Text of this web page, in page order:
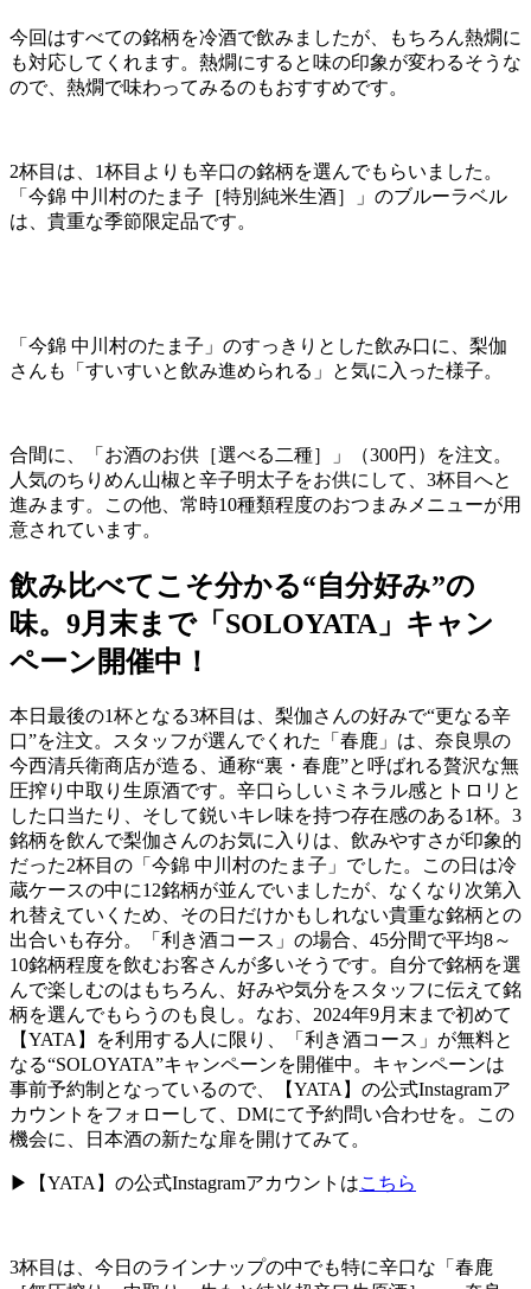
今回はすべての銘柄を冷酒で飲みましたが、もちろん熱燗に
も対応してくれます。熱燗にすると味の印象が変わるそうな
ので、熱燗で味わってみるのもおすすめです。
2杯目は、1杯目よりも辛口の銘柄を選んでもらいました。
「今錦 中川村のたま子［特別純米生酒］」のブルーラベル
は、貴重な季節限定品です。
「今錦 中川村のたま子」のすっきりとした飲み口に、梨伽
さんも「すいすいと飲み進められる」と気に入った様子。
合間に、「お酒のお供［選べる二種］」（300円）を注文。
人気のちりめん山椒と辛子明太子をお供にして、3杯目へと
進みます。この他、常時10種類程度のおつまみメニューが用
意されています。
飲み比べてこそ分かる“自分好み”の
味。9月末まで「SOLOYATA」キャン
ペーン開催中！
本日最後の1杯となる3杯目は、梨伽さんの好みで“更なる辛
口”を注文。スタッフが選んでくれた「春鹿」は、奈良県の
今西清兵衛商店が造る、通称“裏・春鹿”と呼ばれる贅沢な無
圧搾り中取り生原酒です。辛口らしいミネラル感とトロリと
した口当たり、そして鋭いキレ味を持つ存在感のある1杯。 3
銘柄を飲んで梨伽さんのお気に入りは、飲みやすさが印象的
だった2杯目の「今錦 中川村のたま子」でした。この日は冷
蔵ケースの中に12銘柄が並んでいましたが、なくなり次第入
れ替えていくため、その日だけかもしれない貴重な銘柄との
出合いも存分。「利き酒コース」の場合、 45分間で平均8～
10銘柄程度を飲むお客さんが多いそうです。自分で銘柄を選
んで楽しむのはもちろん、好みや気分をスタッフに伝えて銘
柄を選んでもらうのも良し。なお、 2024年9月末まで初めて
【YATA 】を利用する人に限り、「利き酒コース」が無料と
なる“SOLOYATA”キャンペーンを開催中。キャンペーンは
事前予約制となっているので、【YATA 】の公式Instagramア
カウントをフォローして、 DMにて予約問い合わせを。この
機会に、日本酒の新たな扉を開けてみて。
▶【YATA 】の公式Instagramアカウントはこちら
3杯目は、今日のラインナップの中でも特に辛口な「春鹿